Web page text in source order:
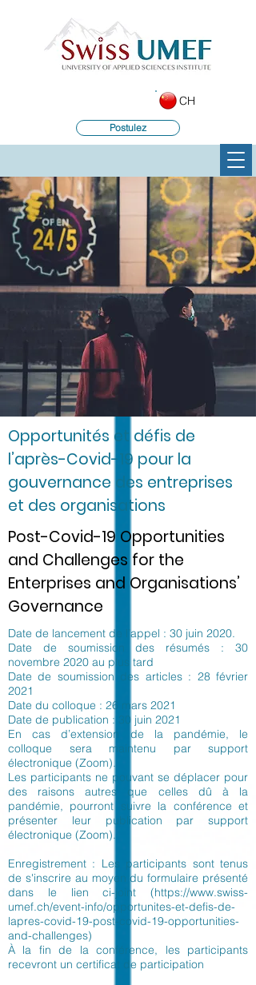
Postulez
CH
Opportunités et défis de
l’après-Covid-19 pour la
gouvernance des entreprises
et des organisations
Post-Covid-19 Opportunities
and Challenges for the
Enterprises and Organisations’
Governance
Date de lancement de l’appel : 30 juin 2020.
Date de soumission des résumés : 30
novembre 2020 au plus tard
Date de soumission des articles : 28 février
2021
Date du colloque : 26 mars 2021
Date de publication : 30 juin 2021
En cas d’extension de la pandémie, le
colloque sera maintenu par support
électronique (Zoom).
Les participants ne pouvant se déplacer pour
des raisons autres que celles dû à la
pandémie, pourront suivre la conférence et
présenter leur publication par support
électronique (Zoom).
Enregistrement : Les participants sont tenus
de s'inscrire au moyen du formulaire présenté
dans le lien ci-joint (https://www.swiss-
umef.ch/event-info/opportunites-et-defis-de-
lapres-covid-19-post-covid-19-opportunities-
and-challenges)
À la fin de la conférence, les participants
recevront un certificat de participation